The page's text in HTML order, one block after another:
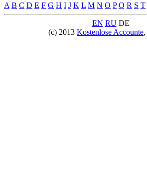
A B C D E F G H I J K L M N O P Q R S T
EN RUDE
(c) 2013 Kostenlose Accounte,